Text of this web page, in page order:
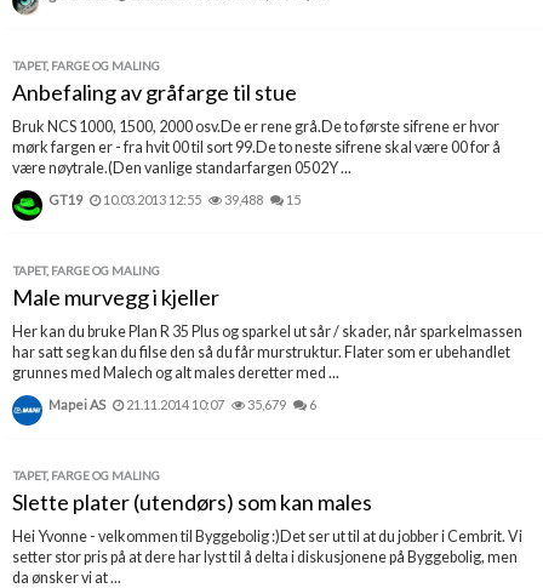
TAPET, FARGE OG MALING
Anbefaling av gråfarge til stue
Bruk NCS 1000, 1500, 2000 osv.De er rene grå.De to første sifrene er hvor
mørk fargen er - fra hvit 00 til sort 99.De to neste sifrene skal være 00 for å
være nøytrale.(Den vanlige standarfargen 0502Y ...
GT19 10.03.2013 12:55 39,488 15
TAPET, FARGE OG MALING
Male murvegg i kjeller
Her kan du bruke Plan R 35 Plus og sparkel ut sår / skader, når sparkelmassen
har satt seg kan du filse den så du får murstruktur. Flater som er ubehandlet
grunnes med Malech og alt males deretter med ...
Mapei AS 21.11.2014 10:07 35,679 6
TAPET, FARGE OG MALING
Slette plater (utendørs) som kan males
Hei Yvonne - velkommen til Byggebolig :)Det ser ut til at du jobber i Cembrit. Vi
setter stor pris på at dere har lyst til å delta i diskusjonene på Byggebolig, men
da ønsker vi at ...